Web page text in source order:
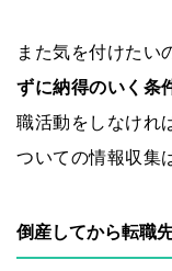
また気を付けたい
ずに納得のいく条
職活動をしなけれ
ついての情報収集
倒産してから転職